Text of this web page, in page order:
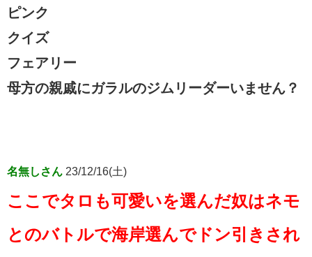
ピンク
クイズ
フェアリー
母方の親戚にガラルのジムリーダーいません？
名無しさん 23/12/16(土)
ここでタロも可愛いを選んだ奴はネモ
とのバトルで海岸選んでドン引きされ